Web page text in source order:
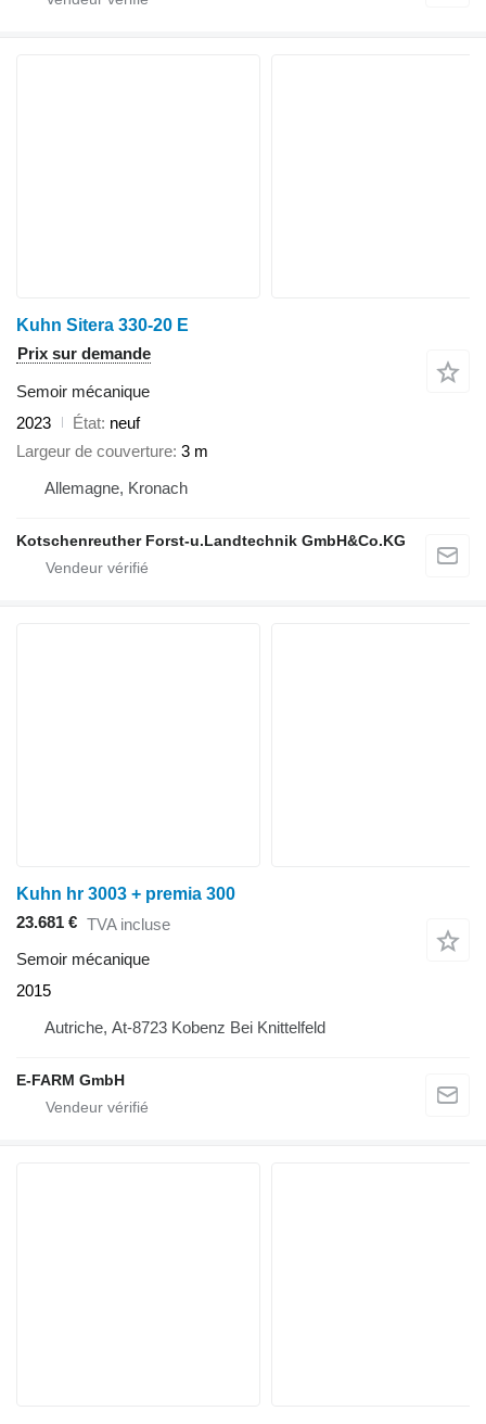
Kuhn Sitera 330-20 E
Prix sur demande
Semoir mécanique
2023
État neuf
Largeur de couverture 3 m
Allemagne, Kronach
Kotschenreuther Forst-u.Landtechnik GmbH&Co.KG
Kuhn hr 3003 + premia 300
23.681 € TVA incluse
Semoir mécanique
2015
Autriche, At-8723 Kobenz Bei Knittelfeld
E-FARM GmbH